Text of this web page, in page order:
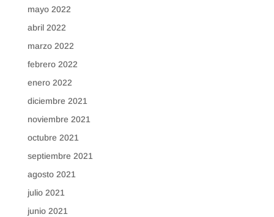
mayo 2022
abril 2022
marzo 2022
febrero 2022
enero 2022
diciembre 2021
noviembre 2021
octubre 2021
septiembre 2021
agosto 2021
julio 2021
junio 2021